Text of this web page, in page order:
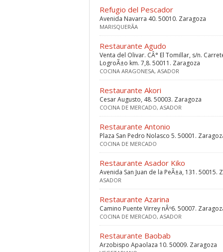
Refugio del Pescador
Avenida Navarra 40. 50010. Zaragoza
MARISQUERÃ­A
Restaurante Agudo
Venta del Olivar. CÂ° El Tomillar, s/n.
LogroÃ±o km. 7,8. 50011. Zaragoza
COCINA ARAGONESA, ASADOR
Restaurante Akori
Cesar Augusto, 48. 50003. Zaragoza
COCINA DE MERCADO, ASADOR
Restaurante Antonio
Plaza San Pedro Nolasco 5. 50001.
COCINA DE MERCADO
Restaurante Asador Kiko
Avenida San Juan de la PeÃ±a, 131. 50015.
ASADOR
Restaurante Azarina
Camino Puente Virrey nÂº6. 50007.
COCINA DE MERCADO, ASADOR
Restaurante Baobab
Arzobispo Apaolaza 10. 50009. Zaragoza